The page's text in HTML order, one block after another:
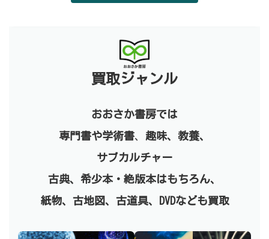
買取ジャンル
おおさか書房では
専門書や学術書、 趣味、教養、
サブカルチャー
古典、 希少本・絶版本はもちろん、
紙物、古地図、古道具、DVDなども買取